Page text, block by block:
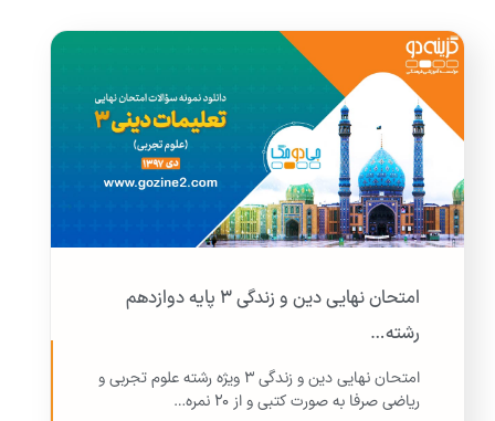
امتحان نهایی دین و زندگی ۳ پایه دوازدهم
رشته…
امتحان نهایی دین و زندگی ۳ ویژه رشته علوم تجربی و
ریاضی صرفا به صورت کتبی و از ۲۰ نمره…